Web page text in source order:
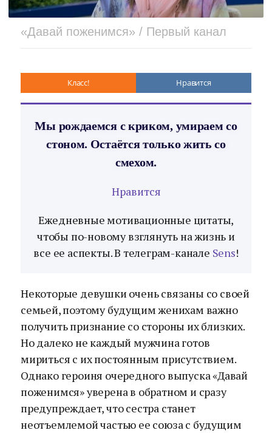
«Давай поженимся» / Первый канал
Класс! Нравится
Мы рождаемся с криком, умираем со
стоном. Остаётся только жить со
смехом.
Нравится
Ежедневные мотивационные цитаты,
чтобы по-новому взглянуть на жизнь и
все ее аспекты. В телеграм-канале Sens!
Некоторые девушки очень связаны со своей
семьей, поэтому будущим женихам важно
получить признание со стороны их близких.
Но далеко не каждый мужчина готов
мириться с их постоянным присутствием.
Однако героиня очередного выпуска «Давай
поженимся» уверена в обратном и сразу
предупреждает, что сестра станет
неотъемлемой частью ее союза с будущим